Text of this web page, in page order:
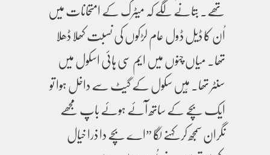
تھے۔ بتانے لگے کہ میٹرک کے امتحانات میں
اُن کا ڈیل ڈول عام لڑکوں کی نسبت کھلا ڈھلا
تھا۔ میاں چنوں میں ایم سی ہائی اسکول میں
سنٹر تھا۔ مَیں سکول کے گیٹ سے داخل ہوا تو
ایک بچے کے ساتھ آئے ہوئے باپ مجھے
نگران سمجھ کر کہنے لگا ”اے بچے دا ذرا خیال